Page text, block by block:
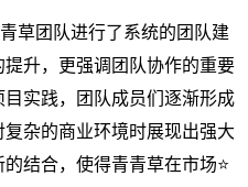
草团队进行了系统的团队建
升，更强调团队协作的重要
实践，团队成员们逐渐形成
杂的商业环境时展现出强大
结合，使得青青草在市场⭐